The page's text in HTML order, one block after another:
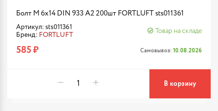
Болт М 6х14 DIN 933 A2 200шт FORTLUFT sts011361
Артикул: sts011361
Бренд: FORTLUFT
Товар на складе
585 ₽ Самовывоз: 10.08.2026
В корзину